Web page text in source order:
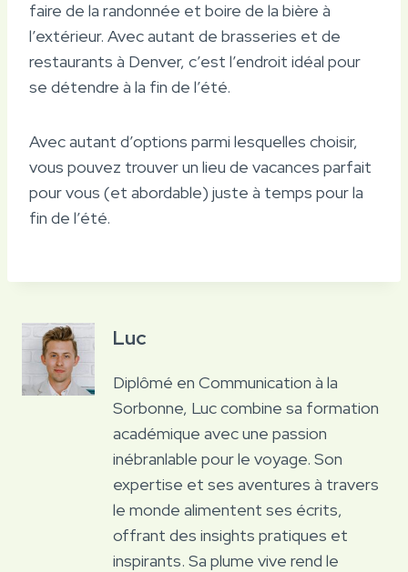
faire de la randonnée et boire de la bière à
l’extérieur. Avec autant de brasseries et de
restaurants à Denver, c’est l’endroit idéal pour
se détendre à la fin de l’été.
Avec autant d’options parmi lesquelles choisir,
vous pouvez trouver un lieu de vacances parfait
pour vous (et abordable) juste à temps pour la
fin de l’été.
Luc
Diplômé en Communication à la
Sorbonne, Luc combine sa formation
académique avec une passion
inébranlable pour le voyage. Son
expertise et ses aventures à travers
le monde alimentent ses écrits,
offrant des insights pratiques et
inspirants. Sa plume vive rend le